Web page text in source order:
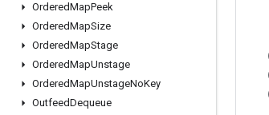
OrderedMapPeek
OrderedMapSize
OrderedMapStage
OrderedMapUnstage
OrderedMapUnstageNoKey
OutfeedDequeue